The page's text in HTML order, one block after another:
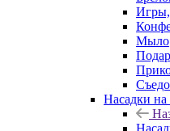
Мыло
Насадки на